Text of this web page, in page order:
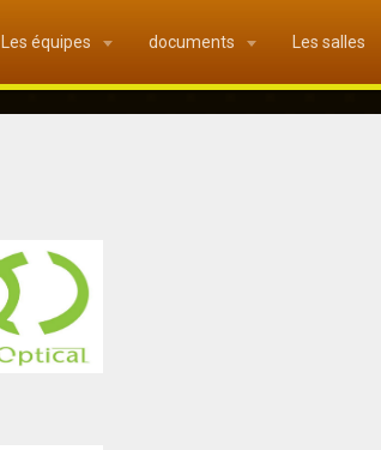
Les équipes documents Les salles